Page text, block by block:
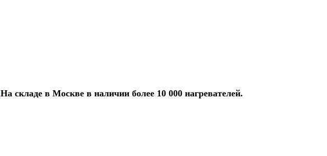
На складе в Москве в наличии более 10 000 нагревателей.